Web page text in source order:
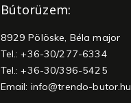
Bútorüzem:
8929 Pölöske, Béla major
Tel.: +36-30/277-6334
Tel.: +36-30/396-5425
Email: info@trendo-butor.hu